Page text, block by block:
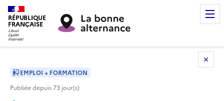
RÉPUBLIQUE
FRANÇAISE
EMPLOI + FORMATION
Publiée depuis73 jour(s)